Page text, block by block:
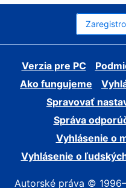
Verzia pre PC
Ako fungujeme
Spravovať
Správa
Vyhlásenie o
Vyhlásenie o
Autorské práva ©